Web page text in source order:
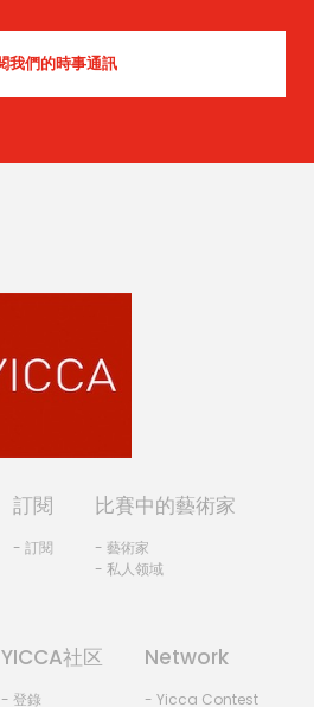
訂閱
- 訂閱
比賽中的藝術家
- 藝術家
- 私人领域
YICCA社区
- 登錄
Network
- Yicca Contest